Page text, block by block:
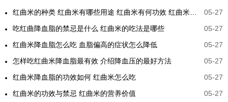
05-27
吃红曲降血脂的禁忌是什么 红曲米的吃法是哪些
05-27
红曲米降血脂怎么吃 血脂偏高的症状怎么降低
05-27
怎样吃红曲米降血脂最有效 介绍降血压的最好方法
05-27
红曲米降血脂的功效如何 红曲米怎么吃
05-27
红曲米的功效与禁忌 红曲米的营养价值
05-27